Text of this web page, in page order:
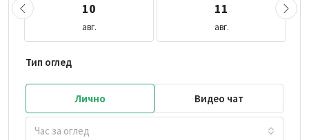
10
авг.
11
авг.
Тип оглед
Лично Видео чат
Час за оглед